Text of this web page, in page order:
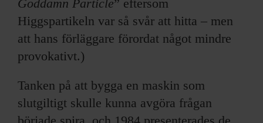
annons- och analysföretag som vi samarbetar med.
Dessa kan i sin tur kombinera informationen med annan
information som du har tillhandahållit eller som de har
samlat in när du har använt deras tjänster.
Goddamn Particle” eftersom
Higgspartikeln var så svår att hitta – men
att hans förläggare förordat något mindre
provokativt.)
Tanken på att bygga en maskin som
slutgiltigt skulle kunna avgöra frågan